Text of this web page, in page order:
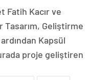
Fatih Kacır ve
Tasarım, Geliştirme
Kapsül
proje geliştiren